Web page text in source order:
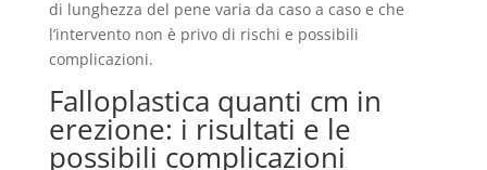
di lunghezza del pene varia da caso a caso e che
l’intervento non è privo di rischi e possibili
complicazioni.
Falloplastica quanti cm in
erezione: i risultati e le
possibili complicazioni